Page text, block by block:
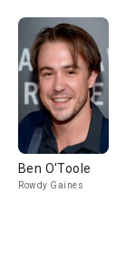
Ben O'Toole
Rowdy Gaines